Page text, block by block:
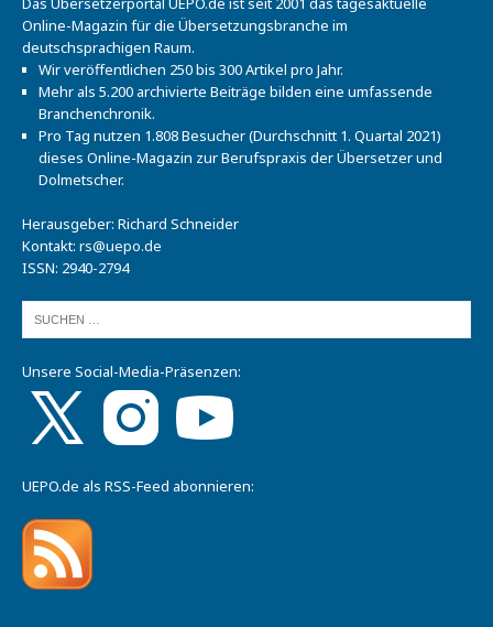
Online-Magazin für die Übersetzungsbranche im
deutschsprachigen Raum.
Wir veröffentlichen 250 bis 300 Artikel pro Jahr.
Mehr als 5.200 archivierte Beiträge bilden eine umfassende
Branchenchronik.
Pro Tag nutzen 1.808 Besucher (Durchschnitt 1. Quartal 2021)
dieses Online-Magazin zur Berufspraxis der Übersetzer und
Dolmetscher.
Herausgeber: Richard Schneider
Kontakt: rs@uepo.de
ISSN: 2940-2794
Unsere Social-Media-Präsenzen:
UEPO.de als RSS-Feed abonnieren: